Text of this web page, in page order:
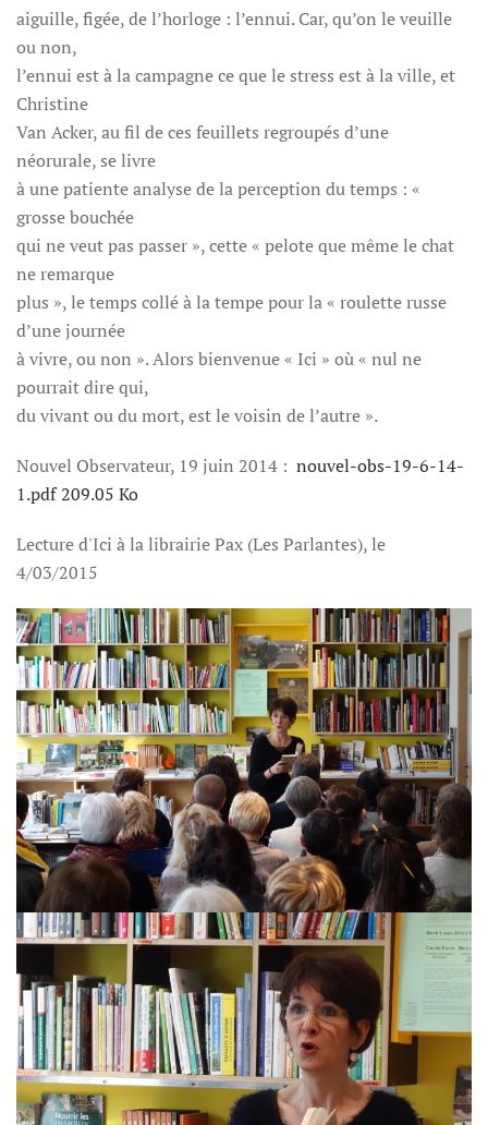
aiguille, figée, de l’horloge : l’ennui. Car, qu’on le veuille
ou non,
l’ennui est à la campagne ce que le stress est à la ville, et
Christine
Van Acker, au fil de ces feuillets regroupés d’une
néorurale, se livre
à une patiente analyse de la perception du temps : «
grosse bouchée
qui ne veut pas passer », cette « pelote que même le chat
ne remarque
plus », le temps collé à la tempe pour la « roulette russe
d’une journée
à vivre, ou non ». Alors bienvenue « Ici » où « nul ne
pourrait dire qui,
du vivant ou du mort, est le voisin de l’autre ».
Nouvel Observateur, 19 juin 2014 : nouvel-obs-19-6-14-
1.pdf 209.05 Ko
Lecture d'Ici à la librairie Pax (Les Parlantes), le
4/03/2015